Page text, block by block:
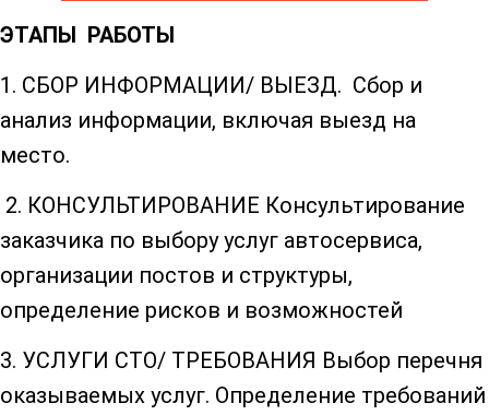
ЭТАПЫ РАБОТЫ
1. СБОР ИНФОРМАЦИИ/ ВЫЕЗД. Сбор и
анализ информации, включая выезд на
место.
2. КОНСУЛЬТИРОВАНИЕ Консультирование
заказчика по выбору услуг автосервиса,
организации постов и структуры,
определение рисков и возможностей
3. УСЛУГИ СТО/ ТРЕБОВАНИЯ Выбор перечня
оказываемых услуг. Определение требований